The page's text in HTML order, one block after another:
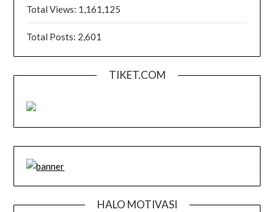
Total Views: 1,161,125
Total Posts: 2,601
TIKET.COM
HALO MOTIVASI